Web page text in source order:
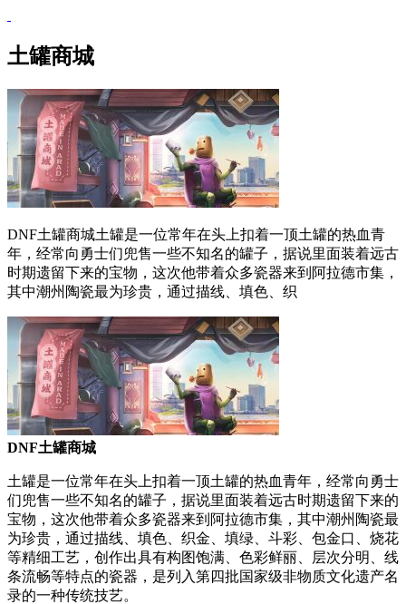
土罐商城
DNF土罐商城土罐是一位常年在头上扣着一顶土罐的热血青
年，经常向勇士们兜售一些不知名的罐子，据说里面装着远古
时期遗留下来的宝物，这次他带着众多瓷器来到阿拉德市集，
其中潮州陶瓷最为珍贵，通过描线、填色、织
DNF土罐商城
土罐是一位常年在头上扣着一顶土罐的热血青年，经常向勇士
们兜售一些不知名的罐子，据说里面装着远古时期遗留下来的
宝物，这次他带着众多瓷器来到阿拉德市集，其中潮州陶瓷最
为珍贵，通过描线、填色、织金、填绿、斗彩、包金口、烧花
等精细工艺，创作出具有构图饱满、色彩鲜丽、层次分明、线
条流畅等特点的瓷器，是列入第四批国家级非物质文化遗产名
录的一种传统技艺。